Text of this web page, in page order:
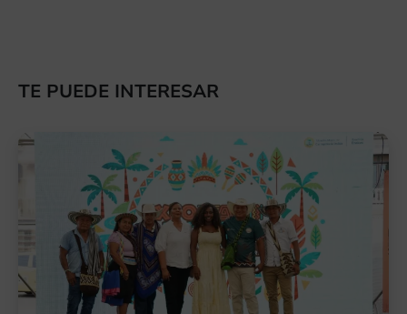
TE PUEDE INTERESAR